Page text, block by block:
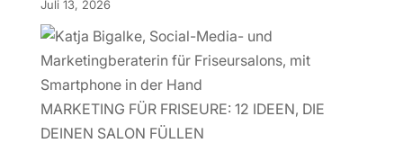
Juli 13, 2026
MARKETING FÜR FRISEURE: 12 IDEEN, DIE
DEINEN SALON FÜLLEN